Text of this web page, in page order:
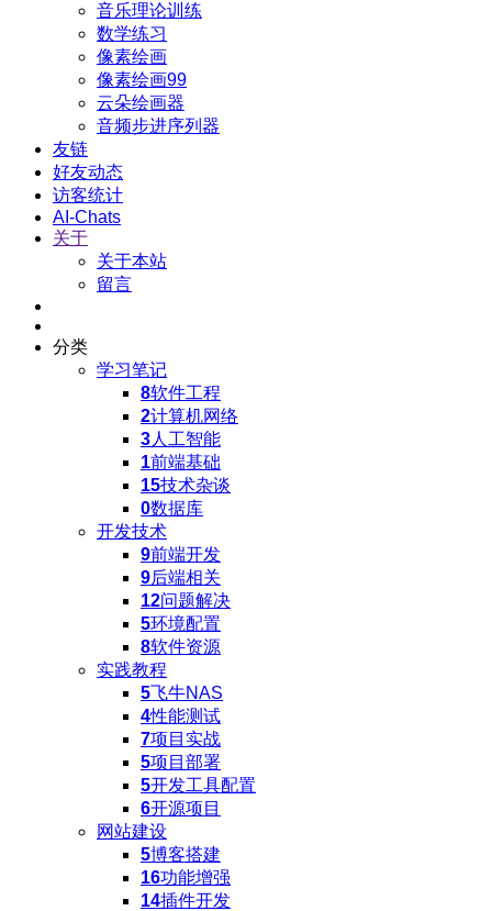
音乐理论训练
数学练习
像素绘画
像素绘画99
云朵绘画器
音频步进序列器
友链
好友动态
访客统计
AI-Chats
关于
关于本站
留言
分类
学习笔记
8软件工程
2计算机网络
3人工智能
1前端基础
15技术杂谈
0数据库
开发技术
9前端开发
9后端相关
12问题解决
5环境配置
8软件资源
实践教程
5飞牛NAS
4性能测试
7项目实战
5项目部署
5开发工具配置
6开源项目
网站建设
5博客搭建
16功能增强
14插件开发